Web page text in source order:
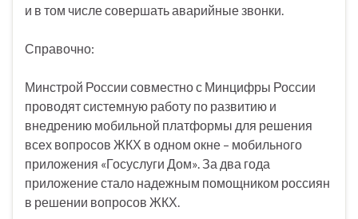
и в том числе совершать аварийные звонки.
Справочно:
Минстрой России совместно с Минцифры России
проводят системную работу по развитию и
внедрению мобильной платформы для решения
всех вопросов ЖКХ в одном окне – мобильного
приложения «Госуслуги Дом». За два года
приложение стало надежным помощником россиян
в решении вопросов ЖКХ.